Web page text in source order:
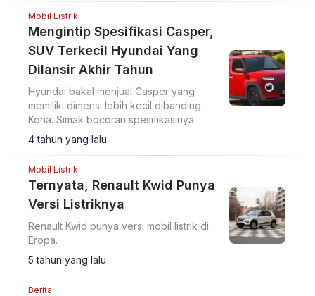
Mobil Listrik
Mengintip Spesifikasi Casper,
SUV Terkecil Hyundai Yang
Dilansir Akhir Tahun
Hyundai bakal menjual Casper yang
memiliki dimensi lebih kecil dibanding
Kona. Simak bocoran spesifikasinya
4 tahun yang lalu
Mobil Listrik
Ternyata, Renault Kwid Punya
Versi Listriknya
Renault Kwid punya versi mobil listrik di
Eropa.
5 tahun yang lalu
Berita